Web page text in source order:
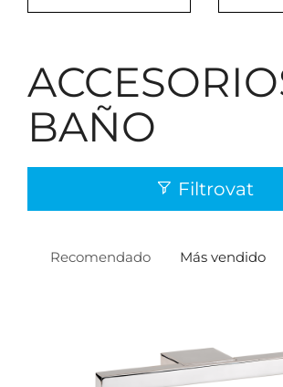
BAÑO
Filtrovat
Recomendado Más vendido